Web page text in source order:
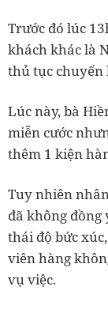
Trước đó lúc
khách khác là
thủ tục chuyến
Lúc này, bà
miễn cước
thêm 1 kiện
Tuy nhiên
đã không đồng
thái độ bức
viên hàng
vụ việc.